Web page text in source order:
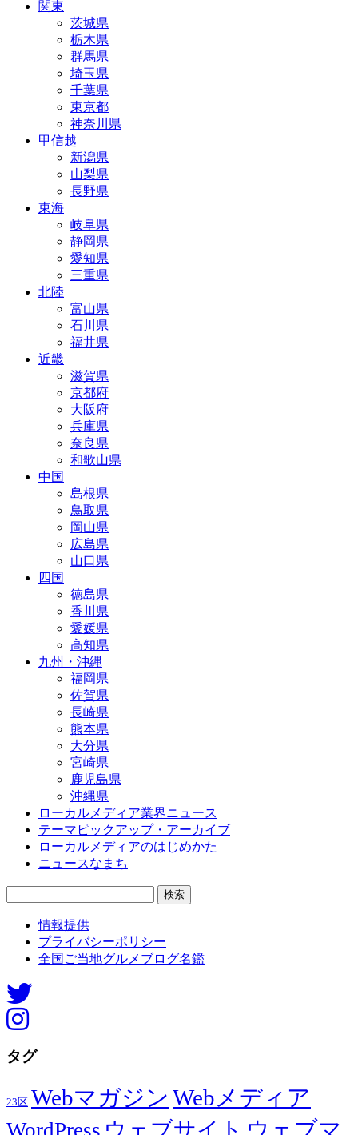
関東
茨城県
栃木県
群馬県
埼玉県
千葉県
東京都
神奈川県
甲信越
新潟県
山梨県
長野県
東海
岐阜県
静岡県
愛知県
三重県
北陸
富山県
石川県
福井県
近畿
滋賀県
京都府
大阪府
兵庫県
奈良県
和歌山県
中国
島根県
鳥取県
岡山県
広島県
山口県
四国
徳島県
香川県
愛媛県
高知県
九州・沖縄
福岡県
佐賀県
長崎県
熊本県
大分県
宮崎県
鹿児島県
沖縄県
ローカルメディア業界ニュース
テーマピックアップ・アーカイブ
ローカルメディアのはじめかた
ニュースなまち
情報提供
プライバシーポリシー
全国ご当地グルメブログ名鑑
タグ
23区 Webマガジン Webメディア
ウェブサイト ウェブマ